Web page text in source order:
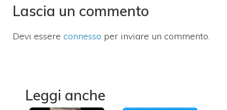
Lascia un commento
Devi essere connesso per inviare un commento.
Leggi anche